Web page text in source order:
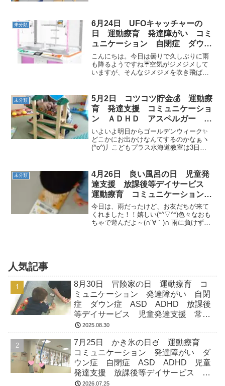
う！！最初は、ストレッチと
GOSTOP！！ シチューライ...
未分類
6月24日 UFOキャッチャーの
日 運動療育 発達障がい コミ
ュニケーション 自閉症 ダウン
症 ASD ADHD 児童発達支
援 放課後等デイサービス
こんにちは。今日は曇りで久しぶりに雨
も降るようですね☔空気がジメジメして
いますが、そんなジメジメを吹き飛ばす
きなゲームセンターでのUFOキャッチャ
ーをやりたいと思いま...
未分類
5月2日 コツコツ貯金💰 運動療
育 発達支援 コミュニケーショ
ン ＡＤＨＤ アスペルガー 自
閉症 ダウン症 放課後等デイサ
ービス 児童発達支援 常総市
つくばみらい市 坂東市 守谷市
いよいよ明日からゴールデンウィーク✨
どこかにお出かけなんてするのかなぁヽ
(^o^)丿こどもプラス水海道教室は3日
のほど、よろしくお願いいたします★さ
て！今日も元気なお友...
未分類
4月26日 良い風呂の日 児童発
達支援 放課後等デイサービス
運動療育 コミュニケーション
常総市 つくばみらい市 坂東
市 守谷市
今日は、雨だったけど、お友だちが来て
くれました！！嬉しい(*^▽^*)色々なおも
ちゃで遊んだよ～(∩´∀｀)∩ 雨に負けずに
人気記事
8月30日 冒険家の日 運動療育 コ
ミュニケーション 発達障がい 自閉
症 ダウン症 ASD ADHD 放課後
等デイサービス 児童発達支援 常総
市 つくばみらい市 坂東市 守谷市
2025.08.30
7月25日 かき氷の日🍧 運動療育
コミュニケーション 発達障がい ダ
ウン症 自閉症 ASD ADHD 児童
発達支援 放課後等デイサービス 常
総市 つくばみらい市 坂東市 守谷
2026.07.25